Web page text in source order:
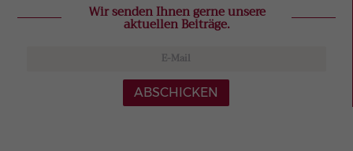
Wir senden Ihnen gerne unsere
aktuellen Beiträge.
ABSCHICKEN